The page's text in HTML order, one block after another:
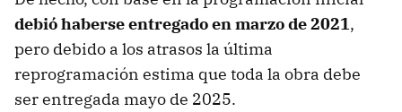
debió haberse entregado en marzo de 2021,
pero debido a los atrasos la última
reprogramación estima que toda la obra debe
ser entregada mayo de 2025.